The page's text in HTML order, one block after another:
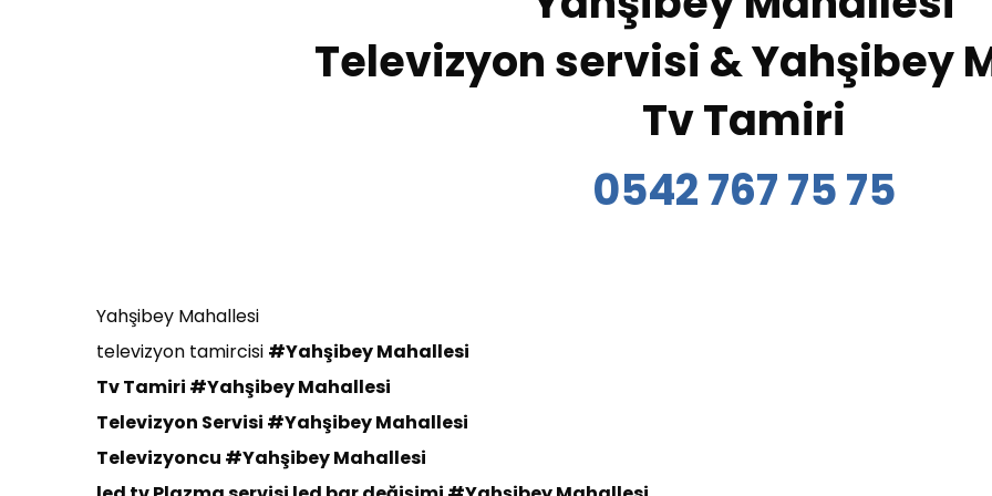
Televizyon servisi & Yahşibey
Tv Tamiri
0542 767 75 75
Yahşibey Mahallesi
televizyon tamircisi #Yahşibey Mahallesi
Tv Tamiri #Yahşibey Mahallesi
Televizyon Servisi #Yahşibey Mahallesi
Televizyoncu #Yahşibey Mahallesi